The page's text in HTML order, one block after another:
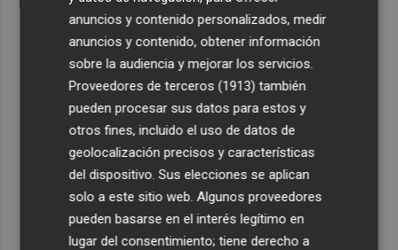
anuncios y contenido personalizados, medir
anuncios y contenido, obtener información
sobre la audiencia y mejorar los servicios.
Proveedores de terceros (1913) también
pueden procesar sus datos para estos y
otros fines, incluido el uso de datos de
geolocalización precisos y características
del dispositivo. Sus elecciones se aplican
solo a este sitio web. Algunos proveedores
pueden basarse en el interés legítimo en
lugar del consentimiento; tiene derecho a